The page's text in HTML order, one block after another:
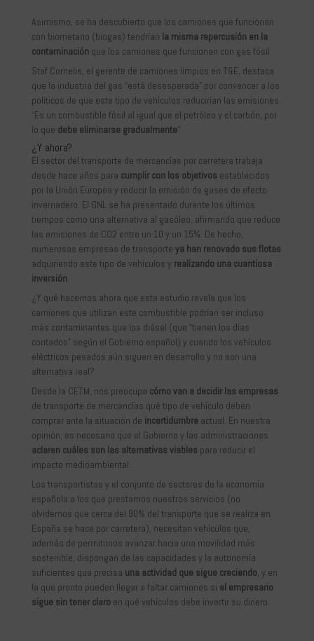
Asimismo, se ha descubierto que los camiones que funcionan
con biometano (biogas) tendrían la misma repercusión en la
contaminación que los camiones que funcionan con gas fósil
Staf Cornelis, el gerente de camiones limpios en T&E, destaca
que la industria del gas “está desesperada” por convencer a los
políticos de que este tipo de vehículos reducirían las emisiones.
“Es un combustible fósil al igual que el petróleo y el carbón, por
lo que debe eliminarse gradualmente”
¿Y ahora?
El sector del transporte de mercancías por carretera trabaja
desde hace años para cumplir con los objetivos establecidos
por la Unión Europea y reducir la emisión de gases de efecto
invernadero. El GNL se ha presentado durante los últimos
tiempos como una alternativa al gasóleo, afirmando que reduce
las emisiones de CO2 entre un 10 y un 15%. De hecho,
numerosas empresas de transporte ya han renovado sus flotas
adquiriendo este tipo de vehículos y realizando una cuantiosa
inversión.
¿Y qué hacemos ahora que este estudio revela que los
camiones que utilizan este combustible podrían ser incluso
más contaminantes que los diésel (que “tienen los días
contados” según el Gobierno español) y cuando los vehículos
eléctricos pesados aún siguen en desarrollo y no son una
alternativa real?
Desde la CETM, nos preocupa cómo van a decidir las empresas
de transporte de mercancías qué tipo de vehículo deben
comprar ante la situación de incertidumbre actual. En nuestra
opinión, es necesario que el Gobierno y las administraciones
aclaren cuáles son las alternativas viables para reducir el
impacto medioambiental.
Los transportistas y el conjunto de sectores de la economía
española a los que prestamos nuestros servicios (no
olvidemos que cerca del 90% del transporte que se realiza en
España se hace por carretera), necesitan vehículos que,
además de permitirnos avanzar hacia una movilidad más
sostenible, dispongan de las capacidades y la autonomía
suficientes que precisa una actividad que sigue creciendo, y en
la que pronto pueden llegar a faltar camiones si el empresario
sigue sin tener claro en qué vehículos debe invertir su dinero.